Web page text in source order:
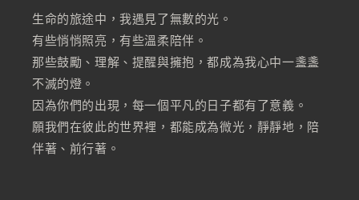
生命的旅途中，我遇見了無數的光。
有些悄悄照亮，有些溫柔陪伴。
那些鼓勵、理解、提醒與擁抱，都成為我心中一盞盞
不滅的燈。
因為你們的出現，每一個平凡的日子都有了意義。
願我們在彼此的世界裡，都能成為微光，靜靜地，陪
伴著、前行著。